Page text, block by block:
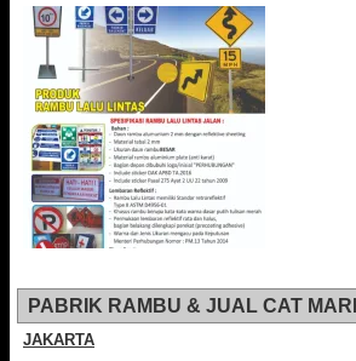
PABRIK RAMBU & JUAL CAT
JAKARTA